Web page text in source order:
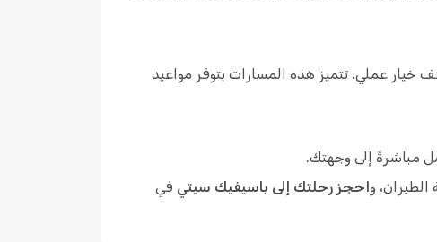
عملي. تتميز هذه المسارات بتوفر مواعيد
مباشرةً إلى وجهتك.
واحجز رحلتك إلى باسيفيك سيتي في